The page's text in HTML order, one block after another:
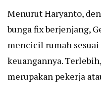
Menurut Haryanto,
bunga fix berjenjang,
mencicil rumah
keuangannya.
merupakan pekerja